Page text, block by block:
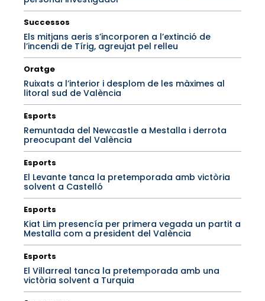
Successos
Els mitjans aeris s’incorporen a l’extinció de
l’incendi de Tírig, agreujat pel relleu
Oratge
Ruixats a l’interior i desplom de les màximes al
litoral sud de València
Esports
Remuntada del Newcastle a Mestalla i derrota
preocupant del València
Esports
El Levante tanca la pretemporada amb victòria
solvent a Castelló
Esports
Kiat Lim presencía per primera vegada un partit a
Mestalla com a president del València
Esports
El Villarreal tanca la pretemporada amb una
victòria solvent a Turquia